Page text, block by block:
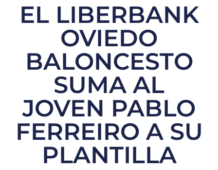
EL LIBERBANK
OVIEDO
BALONCESTO
SUMA AL
JOVEN PABLO
FERREIRO A SU
PLANTILLA